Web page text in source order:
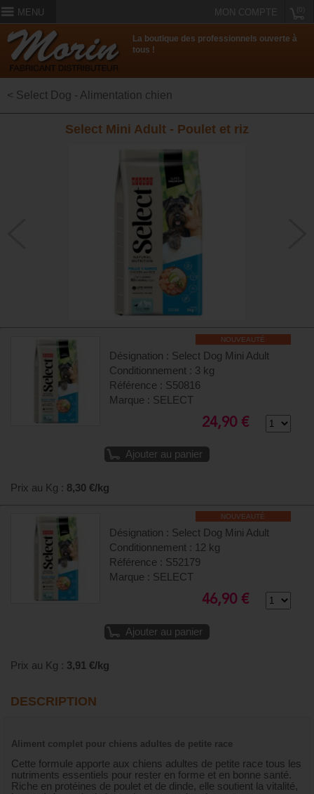
MENU MON COMPTE
La boutique des professionnels ouverte à
tous !
< Select Dog - Alimentation chien
Select Mini Adult - Poulet et riz
NOUVEAUTÉ
Désignation : Select Dog Mini Adult
Conditionnement : 3 kg
Référence : S50816
Marque : SELECT
24,90 €
Ajouter au panier
Prix au Kg : 8,30 €/kg
NOUVEAUTÉ
Désignation : Select Dog Mini Adult
Conditionnement : 12 kg
Référence : S52179
Marque : SELECT
46,90 €
Ajouter au panier
Prix au Kg : 3,91 €/kg
DESCRIPTION
Aliment complet pour chiens adultes de petite race
Cette formule apporte aux chiens adultes de petite race tous les
nutriments essentiels pour rester en forme et en bonne santé.
Riche en protéines de poulet et de dinde, elle soutient la vitalité,